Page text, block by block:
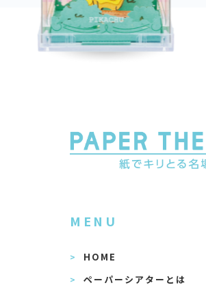
MENU
HOME
ペーパーシアターとは